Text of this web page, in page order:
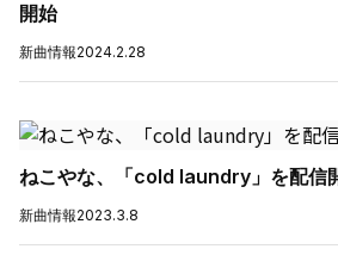
開始
新曲情報2024.2.28
ねこやな、「cold laundry」を配信
新曲情報2023.3.8